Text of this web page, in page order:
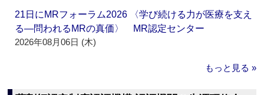
21日にMRフォーラム2026 〈学び続ける力が医療を支え
る―問われるMRの真価〉 MR認定センター
2026年08月06日 (木)
もっと見る »